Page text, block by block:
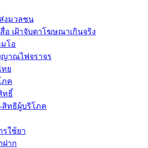
งมวลชน
อ เฝ้าจับตาโฆษณาเกินจริง
มโอ
าณไฟจราจร
ทย
ภค
ทธิ์
สิทธิผู้บริโภค
รใช้ยา
ฝาก